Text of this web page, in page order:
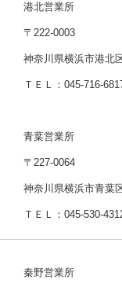
港北営業所
〒222-0003
神奈川県横浜市港北
ＴＥＬ：045-716-
青葉営業所
〒227-0064
神奈川県横浜市青葉
ＴＥＬ：045-530-
秦野営業所